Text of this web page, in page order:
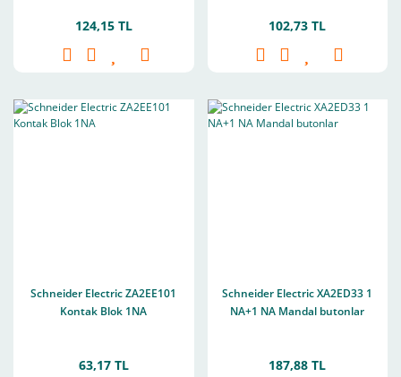
124,15 TL 102,73 TL
Schneider Electric ZA2EE101
Kontak Blok 1NA
63,17 TL
Schneider Electric XA2ED33 1
NA+1 NA Mandal butonlar
187,88 TL